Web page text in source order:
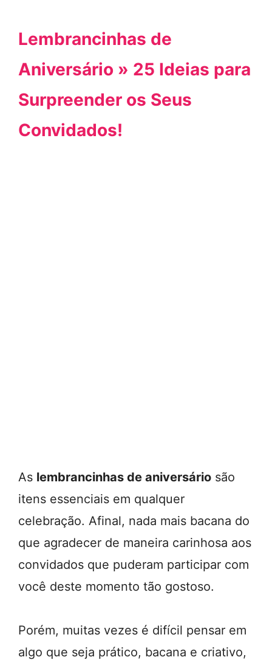
Lembrancinhas de
Aniversário » 25 Ideias para
Surpreender os Seus
Convidados!
As lembrancinhas de aniversário são
itens essenciais em qualquer
celebração. Afinal, nada mais bacana do
que agradecer de maneira carinhosa aos
convidados que puderam participar com
você deste momento tão gostoso.
Porém, muitas vezes é difícil pensar em
algo que seja prático, bacana e criativo,